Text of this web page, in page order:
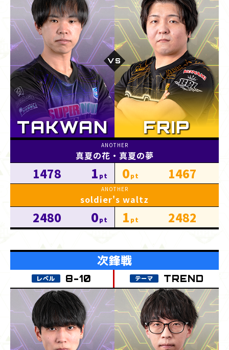
真夏の花・真夏の夢
1478 1 1467
0
soldier's waltz
2480 0 2482
1
TREND